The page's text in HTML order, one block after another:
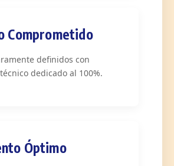
Comprometido
definidos con
dedicado al 100%.
Óptimo